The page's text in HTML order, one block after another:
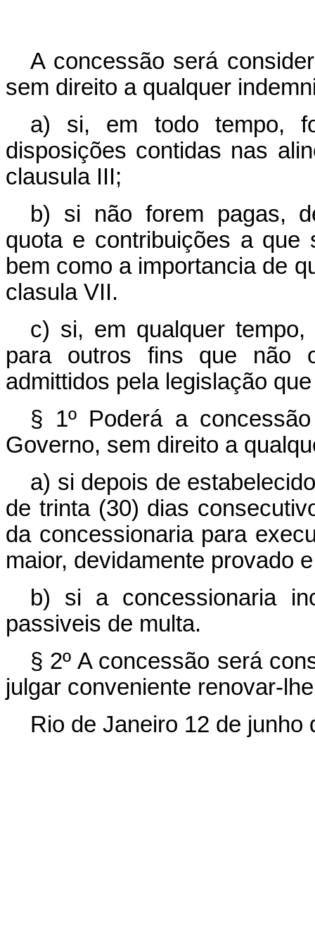
A concessão será
sem direito a qualquer
a) si, em todo tempo,
disposições contidas nas
clausula III;
b) si não forem pagas,
quota e contribuições a
bem como a importancia de
clasula VII.
c) si, em qualquer
para outros fins que não
admittidos pela legislação
§ 1º Poderá a
Governo, sem direito a
a) si depois de
de trinta (30) dias
da concessionaria para
maior, devidamente provado
b) si a concessionaria
passiveis de multa.
§ 2º A concessão será
julgar conveniente renovar-
Rio de Janeiro 12 de